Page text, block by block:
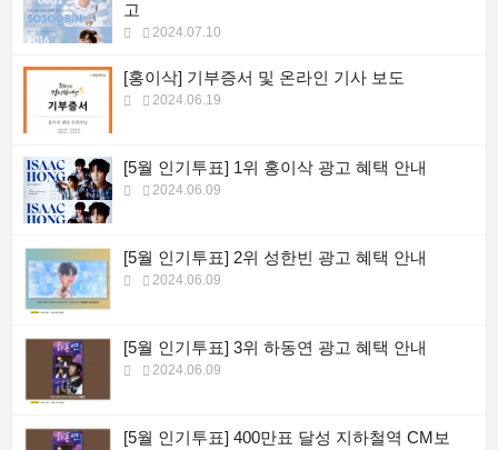
고
2024.07.10
[홍이삭] 기부증서 및 온라인 기사 보도
2024.06.19
[5월 인기투표] 1위 홍이삭 광고 혜택 안내
2024.06.09
[5월 인기투표] 2위 성한빈 광고 혜택 안내
2024.06.09
[5월 인기투표] 3위 하동연 광고 혜택 안내
2024.06.09
[5월 인기투표] 400만표 달성 지하철역 CM보